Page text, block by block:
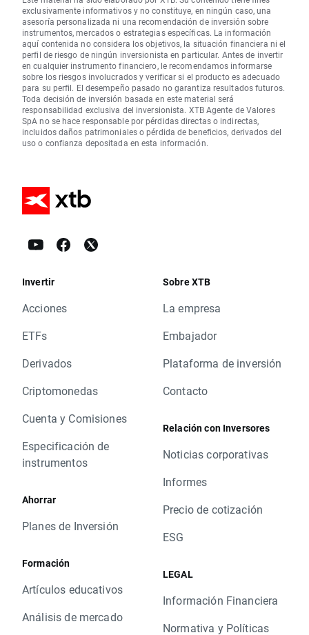
exclusivamente informativos y no constituye, en ningún caso, una
asesoría personalizada ni una recomendación de inversión sobre
instrumentos, mercados o estrategias específicas. La información
aquí contenida no considera los objetivos, la situación financiera ni el
perfil de riesgo de ningún inversionista en particular. Antes de invertir
en cualquier instrumento financiero, le recomendamos informarse
sobre los riesgos involucrados y verificar si el producto es adecuado
para su perfil. El desempeño pasado no garantiza resultados futuros.
Toda decisión de inversión basada en este material será
responsabilidad exclusiva del inversionista. XTB Agente de Valores
SpA no se hace responsable por pérdidas directas o indirectas,
incluidos daños patrimoniales o pérdida de beneficios, derivados del
uso o confianza depositada en esta información.
Invertir
Acciones
ETFs
Derivados
Criptomonedas
Cuenta y Comisiones
Especificación de
instrumentos
Ahorrar
Planes de Inversión
Formación
Artículos educativos
Análisis de mercado
Sobre XTB
La empresa
Embajador
Plataforma de inversión
Contacto
Relación con Inversores
Noticias corporativas
Informes
Precio de cotización
ESG
LEGAL
Información Financiera
Normativa y Políticas